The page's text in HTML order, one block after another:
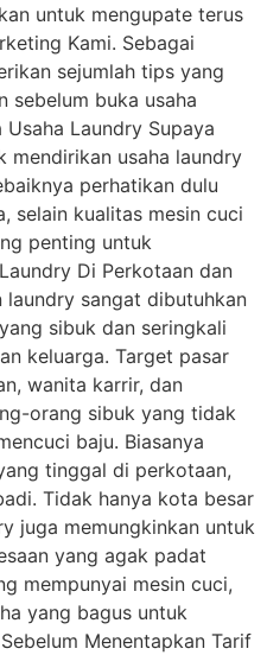
untuk mengupate terus
Kami. Sebagai
sejumlah tips yang
sebelum buka usaha
Laundry Supaya
mendirikan usaha laundry
perhatikan dulu
selain kualitas mesin cuci
penting untuk
Di Perkotaan dan
laundry sangat dibutuhkan
sibuk dan seringkali
keluarga. Target pasar
wanita karrir, dan
orang sibuk yang tidak
baju. Biasanya
tinggal di perkotaan,
Tidak hanya kota besar
juga memungkinkan untuk
yang agak padat
mempunyai mesin cuci,
yang bagus untuk
Menentapkan Tarif